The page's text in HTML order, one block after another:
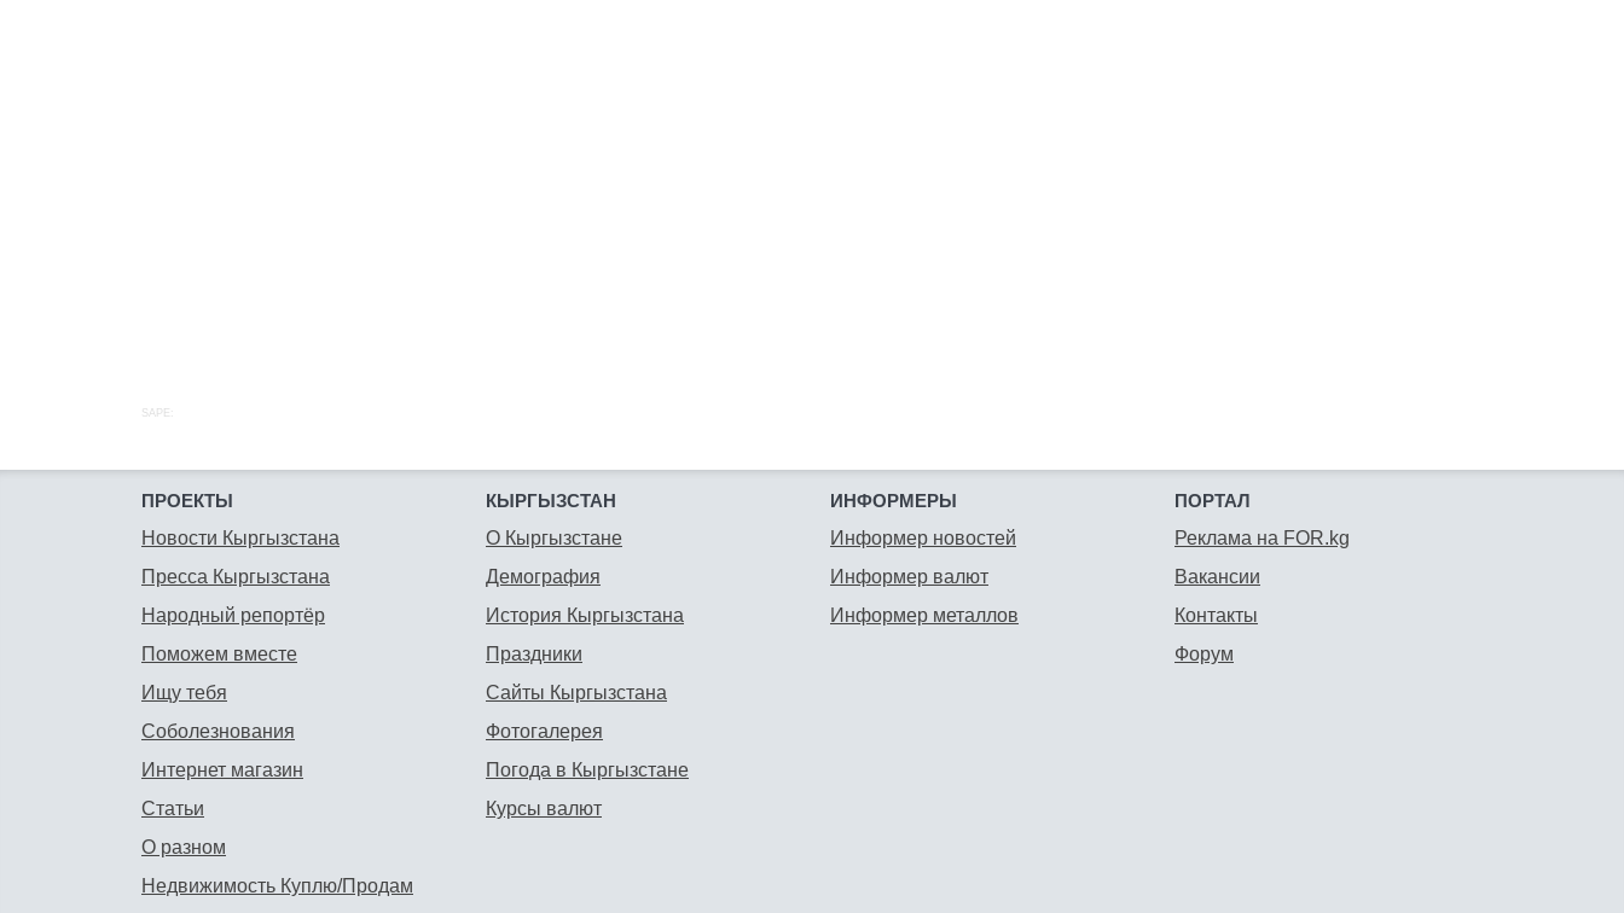
SAPE:
ПРОЕКТЫ
Новости Кыргызстана
Пресса Кыргызстана
Народный репортёр
Поможем вместе
Ищу тебя
Соболезнования
Интернет магазин
Статьи
О разном
Недвижимость Куплю/Продам
КЫРГЫЗСТАН
О Кыргызстане
Демография
История Кыргызстана
Праздники
Сайты Кыргызстана
Фотогалерея
Погода в Кыргызстане
Курсы валют
ИНФОРМЕРЫ
Информер новостей
Информер валют
Информер металлов
ПОРТАЛ
Реклама на FOR.kg
Вакансии
Контакты
Форум